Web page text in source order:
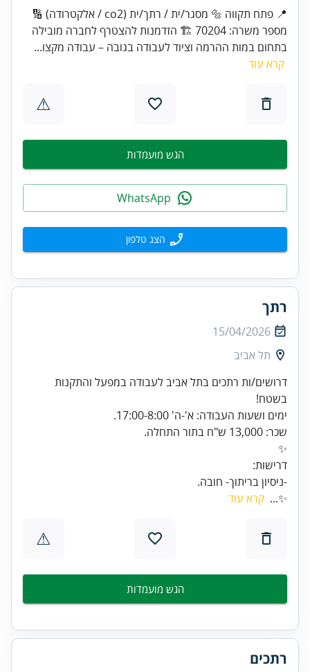
📍 פתח תקווה 🔩 מסגר/ית / רתך/ית (co2 / אלקטרודה) 🔢
מספר משרה: 70204 🏗️ הזדמנות להצטרף לחברה מובילה
בתחום במות ההרמה וציוד לעבודה בגובה – עבודה מקצו...
קרא עוד
⚠
הגש מועמדות
הצג טלפון
רתך
15/04/2026
תל אביב
דרושים/ות רתכים בתל אביב לעבודה במפעל והתקנות
-ניסיון בריתוך- חובה.
✨... קרא עוד
⚠
הגש מועמדות
רתכים